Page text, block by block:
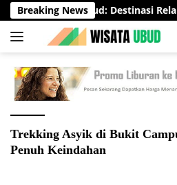
Langsung
ke
konten
Breaking News
Svaha Spa Ubud: Destinasi
Trekking Asyik di Bukit
Penuh Keindahan